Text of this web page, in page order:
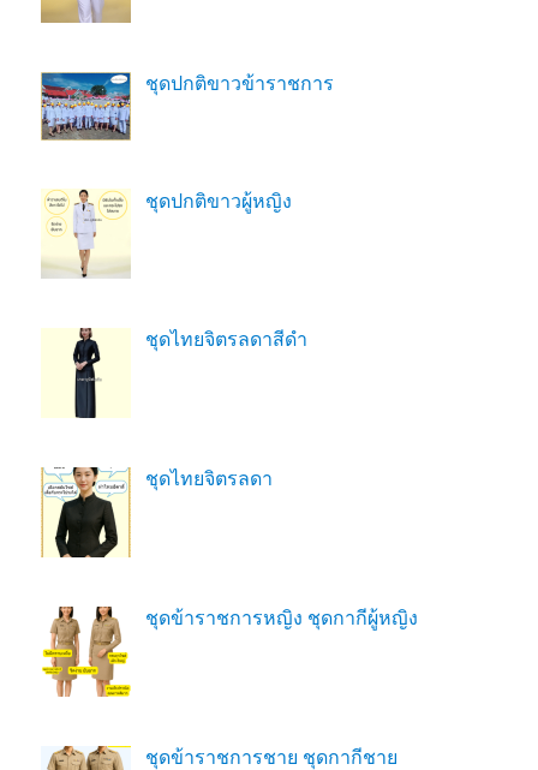
ชุดปกติขาวข้าราชการ
ชุดปกติขาวผู้หญิง
ชุดไทยจิตรลดาสีดํา
ชุดไทยจิตรลดา
ชุดข้าราชการหญิง ชุดกากีผู้หญิง
ชุดข้าราชการชาย ชุดกากีชาย